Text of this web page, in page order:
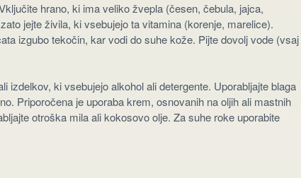
hrano, ki ima veliko žvepla (česen, čebula, jajca,
jejte živila, ki vsebujejo ta vitamina (korenje, marelice).
izgubo tekočin, kar vodi do suhe kože. Pijte dovolj vode (vsaj
izdelkov, ki vsebujejo alkohol ali detergente. Uporabljajte blaga
Priporočena je uporaba krem, osnovanih na oljih ali mastnih
otroška mila ali kokosovo olje. Za suhe roke uporabite